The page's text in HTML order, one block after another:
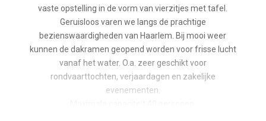
vaste opstelling in de vorm van vierzitjes met tafel.
Geruisloos varen we langs de prachtige
bezienswaardigheden van Haarlem. Bij mooi weer
kunnen de dakramen geopend worden voor frisse lucht
vanaf het water. O.a. zeer geschikt voor
rondvaarttochten, verjaardagen en zakelijke
evenementen.